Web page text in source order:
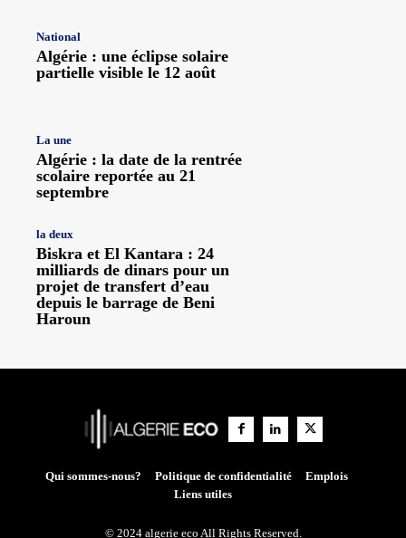
National
Algérie : une éclipse solaire
partielle visible le 12 août
La une
Algérie : la date de la rentrée
scolaire reportée au 21
septembre
la deux
Biskra et El Kantara : 24
milliards de dinars pour un
projet de transfert d’eau
depuis le barrage de Beni
Haroun
Qui sommes-nous? Politique de confidentialité
Emplois
Liens utiles
© 2024 algerie eco All Rights Reserved.